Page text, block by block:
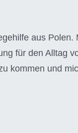
aus Polen.
für den Alltag
kommen und